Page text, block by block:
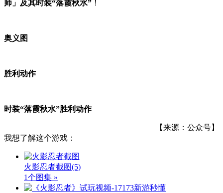
师」及其时装“落霞秋水” ！
奥义图
胜利动作
时装“落霞秋水”胜利动作
【来源：公众号】
我想了解这个游戏：
火影忍者截图(5)
1个图集 »